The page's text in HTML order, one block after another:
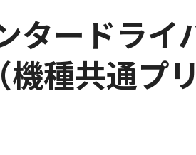
タードラ
種共通プ